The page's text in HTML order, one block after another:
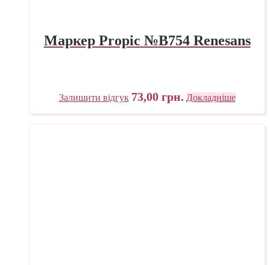
Маркер Propic №B754 Renesans
Залишити відгук 73,00 грн. Докладніше